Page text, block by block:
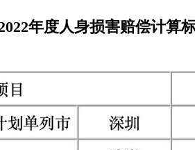
年度人身损害赔偿计算